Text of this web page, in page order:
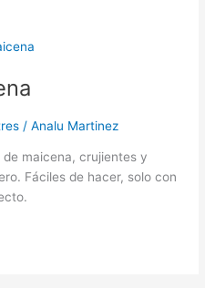
/Analu Martinez
maicena, crujientes y
Fáciles de hacer, solo con